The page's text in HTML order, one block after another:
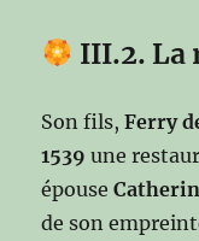
III.2. La
Son fils,Ferry
1539 une
épouse
de son